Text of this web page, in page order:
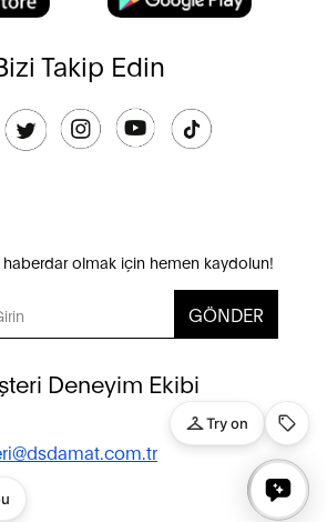
Takip Edin
haberdar olmak için hemen kaydolun!
GÖNDER
Deneyim Ekibi